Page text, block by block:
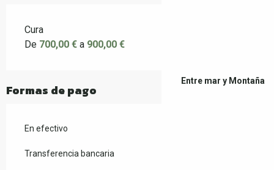
Entre mar y Montaña
Cura
De 700,00 € a 900,00 €
Formas de pago
En efectivo
Transferencia bancaria